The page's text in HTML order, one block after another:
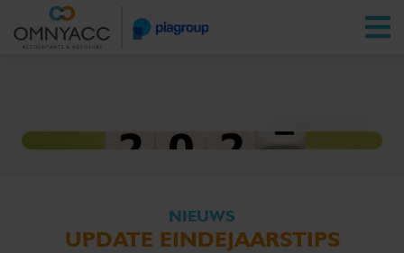
Vestigingen Zoeken
NIEUWS
UPDATE EINDEJAARSTIPS